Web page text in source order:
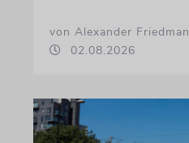
von Alexander Friedman
02.08.2026